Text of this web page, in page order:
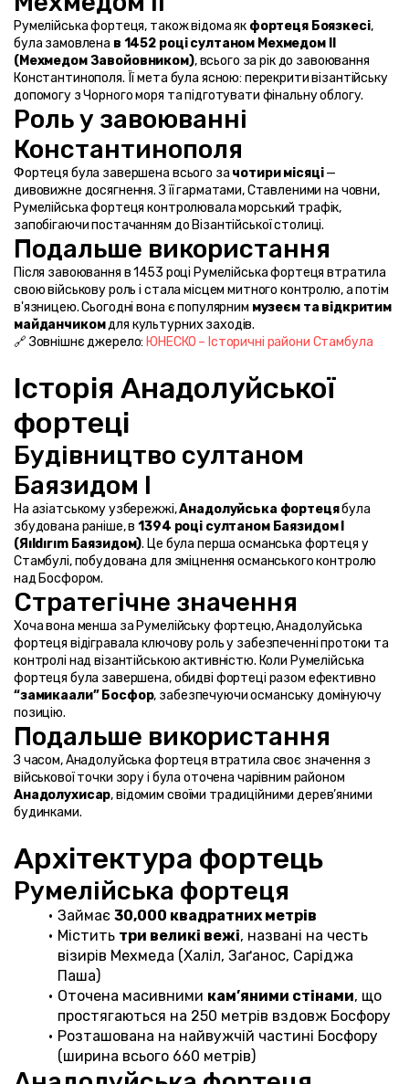
Румелійська фортеця, також відома як фортеця Боязкесі,
була замовлена в 1452 році султаном Мехмедом II
(Мехмедом Завойовником), всього за рік до завоювання
Константинополя. Її мета була ясною: перекрити візантійську
допомогу з Чорного моря та підготувати фінальну облогу.
Роль у завоюванні
Константинополя
Фортеця була завершена всього за чотири місяці —
дивовижне досягнення. З її гарматами, Ставленими на човни,
Румелійська фортеця контролювала морський трафік,
запобігаючи постачанням до Візантійської столиці.
Подальше використання
Після завоювання в 1453 році Румелійська фортеця втратила
свою військову роль і стала місцем митного контролю, а потім
в'язницею. Сьогодні вона є популярним музеєм та відкритим
майданчиком для культурних заходів.
🔗 Зовнішнє джерело: ЮНЕСКО – Історичні райони Стамбула
Історія Анадолуйської
фортеці
Будівництво султаном
Баязидом I
На азіатському узбережжі, Анадолуйська фортеця була
збудована раніше, в 1394 році султаном Баязидом I
(Яıldırım Баязидом). Це була перша османська фортеця у
Стамбулі, побудована для зміцнення османського контролю
над Босфором.
Стратегічне значення
Хоча вона менша за Румелійську фортецю, Анадолуйська
фортеця відігравала ключову роль у забезпеченні протоки та
контролі над візантійською активністю. Коли Румелійська
“замикаали” Босфор, забезпечуючи османську домінуючу
позицію.
Подальше використання
З часом, Анадолуйська фортеця втратила своє значення з
Анадолухисар, відомим своїми традиційними дерев’яними
будинками.
Архітектура фортець
Румелійська фортеця
Займає 30,000 квадратних метрів
Містить три великі вежі, названі на честь
візирів Мехмеда (Халіл, Заґанос, Саріджа
Паша)
Оточена масивними кам’яними стінами, що
простягаються на 250 метрів вздовж Босфору
Розташована на найвужчій частині Босфору
(ширина всього 660 метрів)